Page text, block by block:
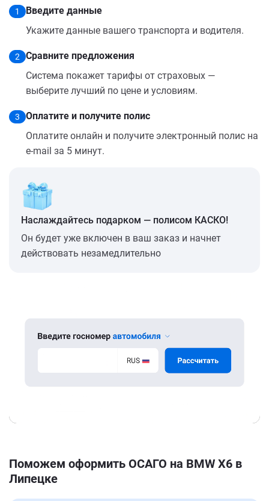
1
Введите данные
Укажите данные вашего транспорта и водителя.
2
Сравните предложения
Система покажет тарифы от страховых —
выберите лучший по цене и условиям.
3
Оплатите и получите полис
Оплатите онлайн и получите электронный полис на
e-mail за 5 минут.
Наслаждайтесь подарком — полисом КАСКО!
Он будет уже включен в ваш заказ и начнет
действовать незамедлительно
Поможем оформить ОСАГО на BMW X6 в
Липецке